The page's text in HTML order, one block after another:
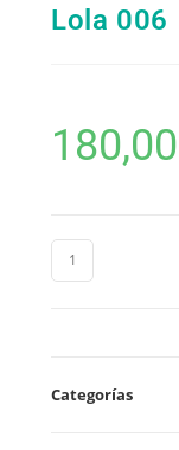
Lola 006
180,00
Categorías